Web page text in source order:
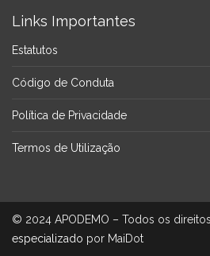
Links Importantes
Estatutos
Código de Conduta
Política de Privacidade
Termos de Utilização
© 2024 APODEMO – Todos os
especializado por MaiDot